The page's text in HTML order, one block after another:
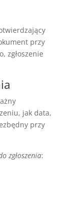
przy
zgłoszenie
jak data,
przy
zgłoszenia: